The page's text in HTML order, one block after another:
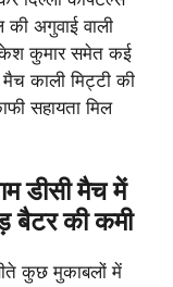
अगुवाई वाली
कुमार समेत कई
काली मिट्टी की
सहायता मिल
डीसी मैच में
बैटर की कमी
कुछ मुकाबलों में